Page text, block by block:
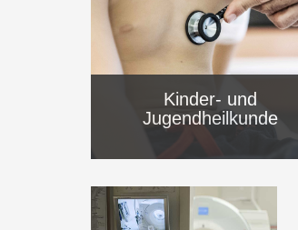
Kinder- und
Jugendheilkunde